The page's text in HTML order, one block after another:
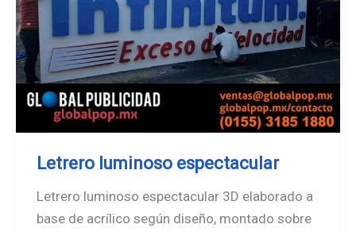
Letrero luminoso espectacular
Letrero luminoso espectacular 3D elaborado a
base de acrílico según diseño, montado sobre